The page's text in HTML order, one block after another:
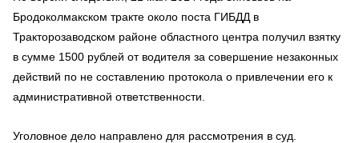
Бродоколмакском тракте около поста ГИБДД в
Тракторозаводском районе областного центра получил взятку
в сумме 1500 рублей от водителя за совершение незаконных
действий по не составлению протокола о привлечении его к
административной ответственности.
Уголовное дело направлено для рассмотрения в суд.